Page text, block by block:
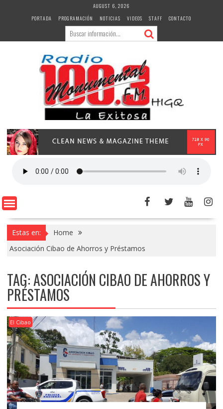
AUGUST 6, 2026
PORTADA
PROGRAMACIÓN NOTICIAS VIDEOS STAFF CONTACTO
Estas en:
Home
Asociación Cibao de Ahorros y Préstamos
TAG:ASOCIACIÓN CIBAO DE AHORROS Y
PRÉSTAMOS
El Cibao